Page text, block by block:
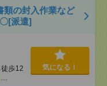
類の封入作業など
[派遣]
歩12
…
気になる！